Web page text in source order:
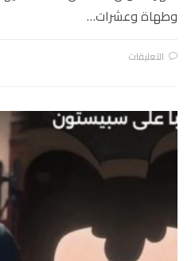
وطهاة وعشرات…
التعليقات